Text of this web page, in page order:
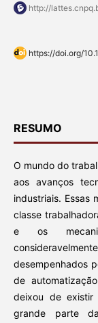
http://
https://doi.org/
RESUMO
O mundo do
aos avanços
industriais. Essas
classe
e os
desempenhados
de
deixou de
grande parte